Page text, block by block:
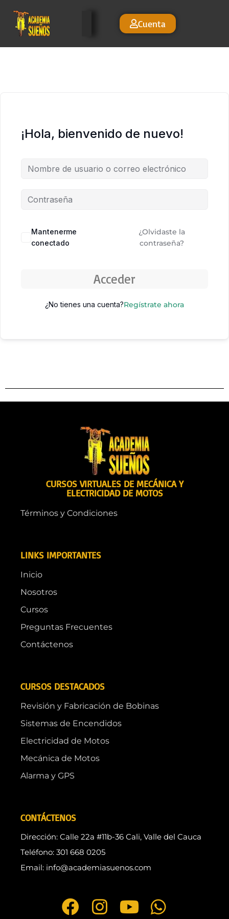
Cuenta
¡Hola, bienvenido de nuevo!
Mantenerme
conectado
¿Olvidaste la
contraseña?
Acceder
¿No tienes una cuenta?Regístrate ahora
CURSOS VIRTUALES DE MECÁNICA Y
ELECTRICIDAD DE MOTOS
Términos y Condiciones
LINKS IMPORTANTES
Inicio
Nosotros
Cursos
Preguntas Frecuentes
Contáctenos
CURSOS DESTACADOS
Revisión y Fabricación de Bobinas
Sistemas de Encendidos
Electricidad de Motos
Mecánica de Motos
Alarma y GPS
CONTÁCTENOS
Dirección: Calle 22a #11b-36 Cali, Valle del Cauca
Teléfono: 301 668 0205
Email: info@academiasuenos.com